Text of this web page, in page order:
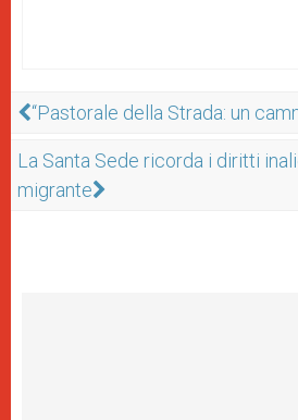
“Pastorale della Strada: un
La Santa Sede ricorda i diritti
migrante